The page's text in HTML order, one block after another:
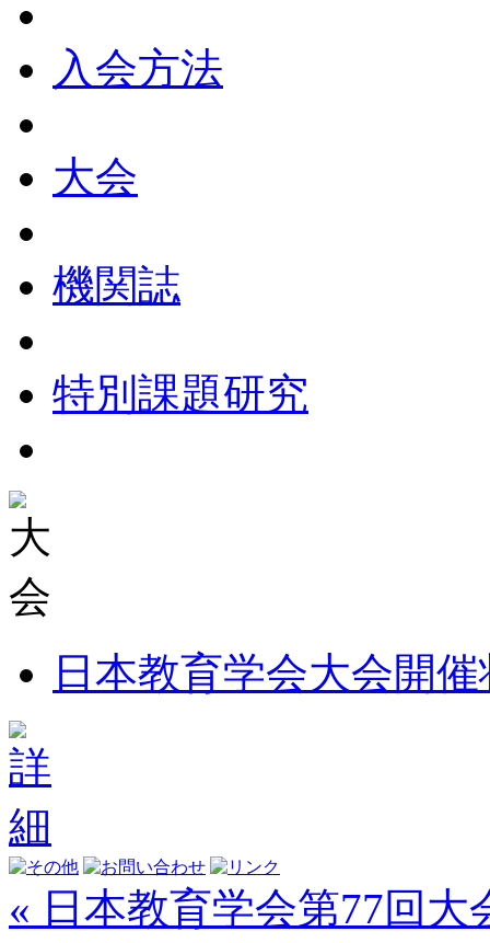
入会方法
大会
機関誌
特別課題研究
日本教育学会大会開
« 日本教育学会第77回